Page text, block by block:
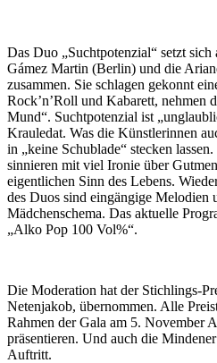
Das Duo „Suchtpotenzial“ setzt
Gámez Martin (Berlin) und die
zusammen. Sie schlagen gekonnt
Rock’n’Roll und Kabarett, nehmen
Mund“. Suchtpotenzial ist
Krauledat. Was die Künstlerinnen
in „keine Schublade“ stecken
sinnieren mit viel Ironie über
eigentlichen Sinn des Lebens.
des Duos sind eingängige Melodien
Mädchenschema. Das aktuelle
„Alko Pop 100 Vol%“.
Die Moderation hat der Stichlings-
Netenjakob, übernommen. Alle
Rahmen der Gala am 5. November
präsentieren. Und auch die
Auftritt.